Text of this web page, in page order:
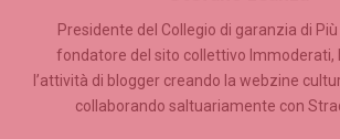
Presidente del Collegio di garanzia di Più
fondatore del sito collettivo Immoderati,
l’attività di blogger creando la webzine
collaborando saltuariamente con